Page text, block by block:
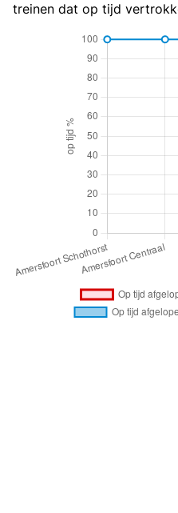
treinen dat op tijd